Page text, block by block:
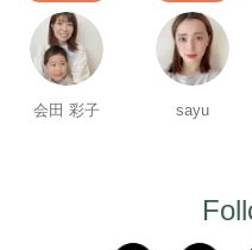
会田 彩子 sayu